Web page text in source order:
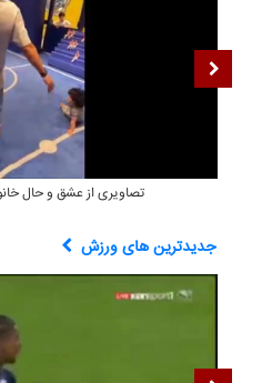
تصاویری از عشق و حال
جدیدترین های ورزش